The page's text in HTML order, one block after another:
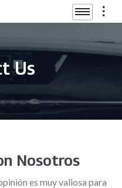
Us
Nosotros
es muy valiosa para